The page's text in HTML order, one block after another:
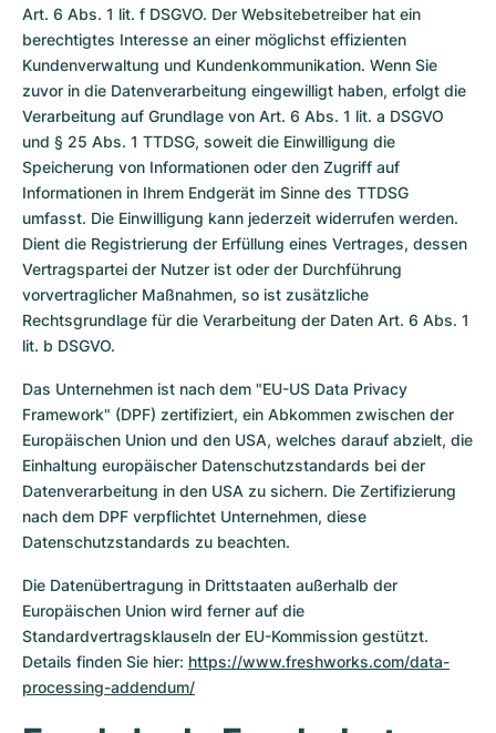
Art. 6 Abs. 1 lit. f DSGVO. Der Websitebetreiber hat ein
berechtigtes Interesse an einer möglichst effizienten
Kundenverwaltung und Kundenkommunikation. Wenn Sie
zuvor in die Datenverarbeitung eingewilligt haben, erfolgt die
Verarbeitung auf Grundlage von Art. 6 Abs. 1 lit. a DSGVO
und § 25 Abs. 1 TTDSG, soweit die Einwilligung die
Speicherung von Informationen oder den Zugriff auf
Informationen in Ihrem Endgerät im Sinne des TTDSG
umfasst. Die Einwilligung kann jederzeit widerrufen werden.
Dient die Registrierung der Erfüllung eines Vertrages, dessen
Vertragspartei der Nutzer ist oder der Durchführung
vorvertraglicher Maßnahmen, so ist zusätzliche
Rechtsgrundlage für die Verarbeitung der Daten Art. 6 Abs. 1
lit. b DSGVO.
Das Unternehmen ist nach dem "EU-US Data Privacy
Framework" (DPF) zertifiziert, ein Abkommen zwischen der
Europäischen Union und den USA, welches darauf abzielt, die
Einhaltung europäischer Datenschutzstandards bei der
Datenverarbeitung in den USA zu sichern. Die Zertifizierung
nach dem DPF verpflichtet Unternehmen, diese
Datenschutzstandards zu beachten.
Die Datenübertragung in Drittstaaten außerhalb der
Europäischen Union wird ferner auf die
Standardvertragsklauseln der EU-Kommission gestützt.
Details finden Sie hier: https://www.freshworks.com/data-
processing-addendum/